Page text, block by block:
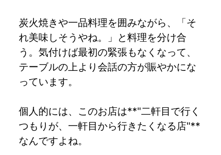
炭火焼きや一品料理を囲みながら、「そ
れ美味しそうやね。」と料理を分け合
う。気付けば最初の緊張もなくなって、
テーブルの上より会話の方が賑やかにな
っています。
個人的には、このお店は**"二軒目で行く
つもりが、一軒目から行きたくなる店"**
なんですよね。